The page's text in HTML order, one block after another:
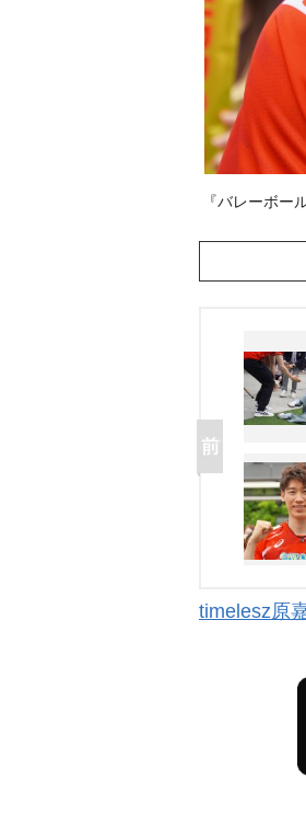
『バレーボ
timelesz原